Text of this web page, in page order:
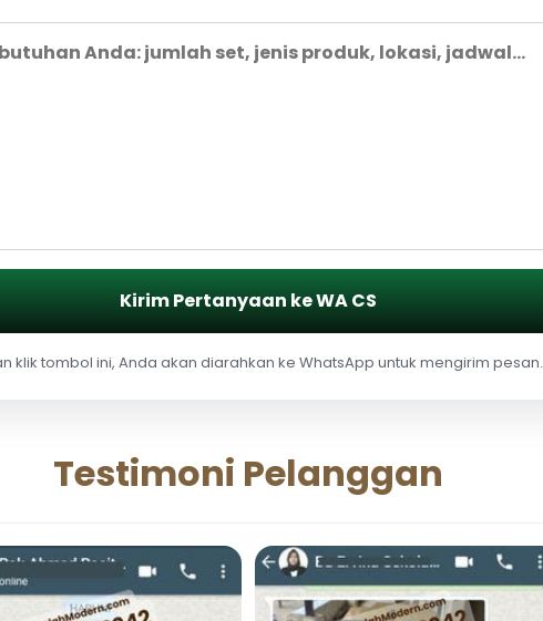
Kirim Pertanyaan ke WA CS
klik tombol ini, Anda akan diarahkan ke WhatsApp untuk mengirim pesan.
Testimoni Pelanggan